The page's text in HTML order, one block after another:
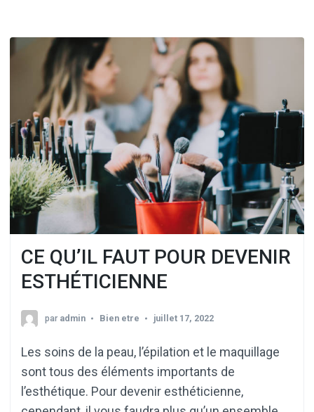
CE QU’IL FAUT POUR DEVENIR
ESTHÉTICIENNE
par admin Bien etre juillet 17, 2022
Les soins de la peau, l’épilation et le maquillage
sont tous des éléments importants de
l’esthétique. Pour devenir esthéticienne,